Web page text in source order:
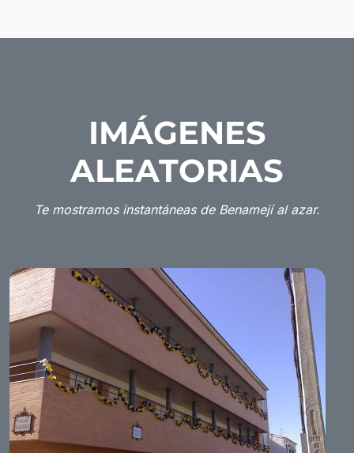
IMÁGENES
ALEATORIAS
Te mostramos instantáneas de Benamejí al azar.